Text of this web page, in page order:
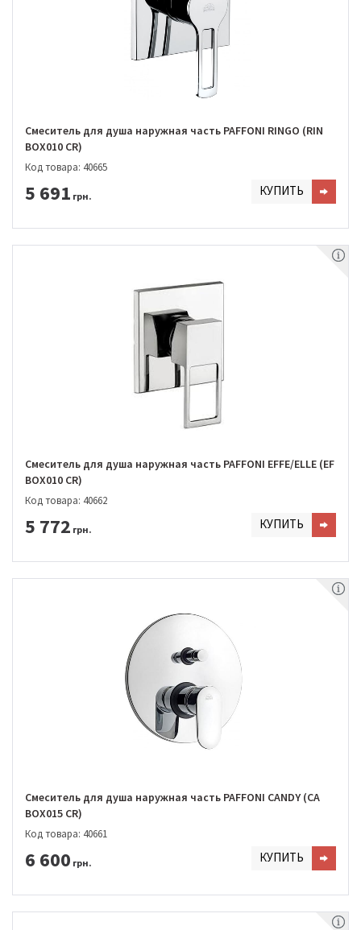
Смеситель для душа наружная часть PAFFONI RINGO (RIN
BOX010 CR)
Код товара: 40665
5 691 грн. КУПИТЬ
Смеситель для душа наружная часть PAFFONI EFFE/ELLE (EF
BOX010 CR)
Код товара: 40662
5 772 грн. КУПИТЬ
Смеситель для душа наружная часть PAFFONI CANDY (CA
BOX015 CR)
Код товара: 40661
6 600 грн. КУПИТЬ